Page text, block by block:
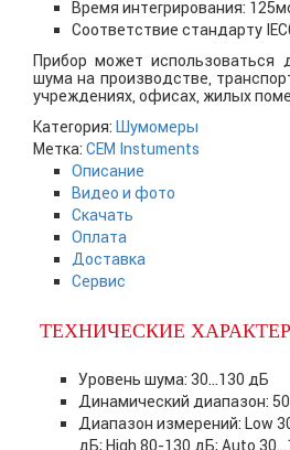
Время интегрирования:
Соответствие стандарту
Прибор может использоваться
шума на производстве,
учреждениях, офисах, жилых
Категория: Шумомеры
Метка: CEM Instuments
Описание
Видео и фото
Скачать
Оплата
Доставка
Сервис
ТЕХНИЧЕСКИЕ
Уровень шума: 30…130 дБ
Динамический диапазон:
Диапазон измерений: Low
дБ; High 80-130 дБ; Auto